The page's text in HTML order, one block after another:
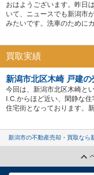
おはようございます。昨日
いて、ニュースでも新潟市
みたいです。洗車のために
買取実績
新潟市北区木崎 戸建
今回は、新潟市北区木崎と
I.C.からほど近い、閑静な
住宅街となっております。
新潟市の不動産売却・買取なら